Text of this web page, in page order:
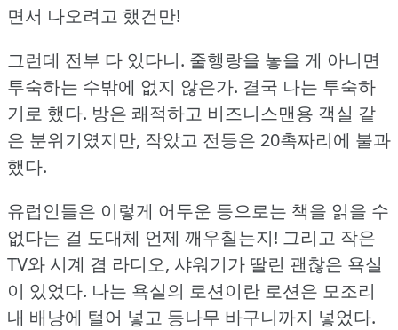
면서 나오려고 했건만!
그런데 전부 다 있다니. 줄행랑을 놓을 게 아니면
투숙하는 수밖에 없지 않은가. 결국 나는 투숙하
기로 했다. 방은 쾌적하고 비즈니스맨용 객실 같
은 분위기였지만, 작았고 전등은 20촉짜리에 불과
했다.
유럽인들은 이렇게 어두운 등으로는 책을 읽을 수
없다는 걸 도대체 언제 깨우칠는지! 그리고 작은
TV와 시계 겸 라디오, 샤워기가 딸린 괜찮은 욕실
이 있었다. 나는 욕실의 로션이란 로션은 모조리
내 배낭에 털어 넣고 등나무 바구니까지 넣었다.